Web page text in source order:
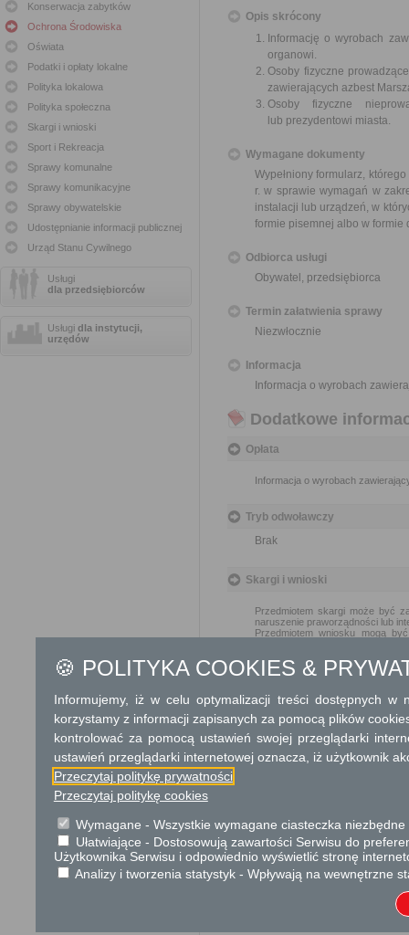
Konserwacja zabytków
Ochrona Środowiska
Oświata
Podatki i opłaty lokalne
Polityka lokalowa
Polityka społeczna
Skargi i wnioski
Sport i Rekreacja
Sprawy komunalne
Sprawy komunikacyjne
Sprawy obywatelskie
Udostępnianie informacji publicznej
Urząd Stanu Cywilnego
Usługi
dla przedsiębiorców
Usługi dla instytucji,
urzędów
Opis skrócony
Informację o wyrobach
organowi.
Osoby fizyczne
zawierających azbest
Osoby fizyczne
lub prezydentowi miasta.
Wymagane dokumenty
Wypełniony formularz,
r. w sprawie wymagań w
instalacji lub urządzeń, w
formie pisemnej albo w formie
Odbiorca usługi
Obywatel, przedsiębiorca
Termin załatwienia sprawy
Niezwłocznie
Informacja
Informacja o wyrobach
Dodatkowe
Opłata
Informacja o wyrobach
Tryb odwoławczy
Brak
Skargi i wnioski
Przedmiotem skargi może być
naruszenie praworządności lub
Przedmiotem wniosku mogą
Ustawa z dnia 27
Rozporządzenie
wyrobów
wykorzystywane
Ochrona danych osobowych
Zgodnie z art. 13 ust. 1 i 2
nr 2016/679 z dnia 27 kwietnia
z przetwarzaniem danych
rozporządzenie o ochronie
🍪 POLITYKA COOKIES &
Informujemy, iż w celu optymalizacji treści dostępnych w
korzystamy z informacji zapisanych za pomocą plików
kontrolować za pomocą ustawień swojej przeglądarki
ustawień przeglądarki internetowej oznacza, iż użytkownik
Przeczytaj politykę prywatności
Przeczytaj politykę cookies
Wymagane - Wszystkie wymagane ciasteczka
Ułatwiające - Dostosowują zawartości Serwisu do
Użytkownika Serwisu i odpowiednio wyświetlić stronę
Analizy i tworzenia statystyk - Wpływają na wewnętrzne